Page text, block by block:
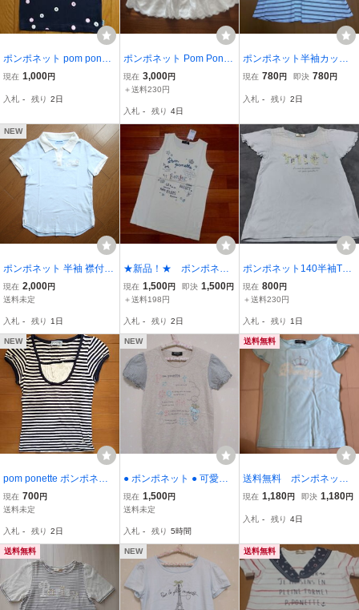
ポンポネット pom ponett
e jeans ♪ 半袖Tシャツ M
現在 1,000円
入札 - 残り 2日
ポンポネット Pom Ponett
e S ブラウス レース 140
ナルミヤ
現在 3,000円
＋送料230円
入札 - 残り 4日
ポンポネット半袖カット
ソー
現在 780円 即決 780円
入札 - 残り 2日
NEW
ポンポネット 半袖 襟付き
Tシャツ 150 pom ponette
ストーン付
現在 2,000円
送料未定
入札 - 残り 1日
★新品！★ ポンポネッ
ト・ジュニア タンクト
ップ ＬＬ（１６５) 薄
現在 1,500円 即決 1,500円
＋送料198円
入札 - 残り 2日
ポンポネット140半袖Tシ
ャツ
現在 800円
＋送料230円
入札 - 残り 1日
NEW
pom ponette ポンポネッ
ト ボーダー半袖Tシャツ
レース Mサイズ 150 カッ
現在 700円
送料未定
入札 - 残り 2日
NEW
● ポンポネット ● 可愛い
パフ袖刺繍入りTシャツ
☆M150㎝☆ ベージュ 30
現在 1,500円
送料未定
入札 - 残り 5時間
送料無料
送料無料 ポンポネッ
ト pom ponette premiu
ー 送料込み
現在 1,180円 即決 1,180円
入札 - 残り 4日
送料無料 NEW 送料無料